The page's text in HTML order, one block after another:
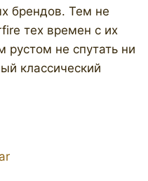
брендов. Тем не
тех времен с их
не спутать ни
классический